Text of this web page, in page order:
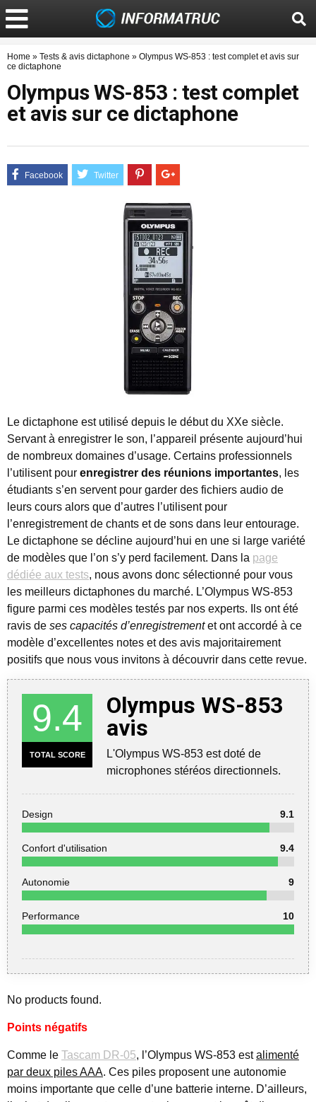
Home » Tests & avis dictaphone » Olympus WS-853 : test complet et avis sur
ce dictaphone
Olympus WS-853 : test complet
et avis sur ce dictaphone
Le dictaphone est utilisé depuis le début du XXe siècle.
Servant à enregistrer le son, l’appareil présente aujourd’hui
de nombreux domaines d’usage. Certains professionnels
l’utilisent pour enregistrer des réunions importantes, les
étudiants s’en servent pour garder des fichiers audio de
leurs cours alors que d’autres l’utilisent pour
l’enregistrement de chants et de sons dans leur entourage.
Le dictaphone se décline aujourd’hui en une si large variété
de modèles que l’on s’y perd facilement. Dans la page
dédiée aux tests, nous avons donc sélectionné pour vous
les meilleurs dictaphones du marché. L’Olympus WS-853
figure parmi ces modèles testés par nos experts. Ils ont été
ravis de ses capacités d’enregistrementet ont accordé à ce
modèle d’excellentes notes et des avis majoritairement
positifs que nous vous invitons à découvrir dans cette revue.
9.4
TOTAL SCORE
Olympus WS-853
avis
L'Olympus WS-853 est doté de
microphones stéréos directionnels.
Design 9.1
Confort d'utilisation 9.4
Autonomie 9
Performance 10
No products found.
Points négatifs
Comme le Tascam DR-05, l’Olympus WS-853 estalimenté
par deux piles AAA. Ces piles proposent une autonomie
moins importante que celle d’une batterie interne. D’ailleurs,